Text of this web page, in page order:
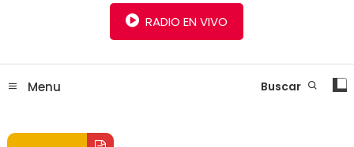
RADIO EN VIVO
Menu Buscar